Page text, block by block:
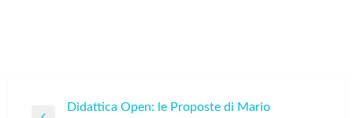
Navigazione
Didattica Open: le Proposte di Mario